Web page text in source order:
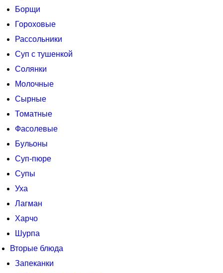
Борщи
Гороховые
Рассольники
Суп с тушенкой
Солянки
Молочные
Сырные
Томатные
Фасолевые
Бульоны
Суп-пюре
Супы
Уха
Лагман
Харчо
Шурпа
Вторые блюда
Запеканки